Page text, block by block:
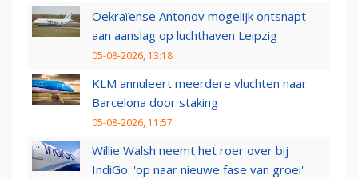
Oekraïense Antonov mogelijk ontsnapt
aan aanslag op luchthaven Leipzig
05-08-2026, 13:18
KLM annuleert meerdere vluchten naar
Barcelona door staking
05-08-2026, 11:57
Willie Walsh neemt het roer over bij
IndiGo: 'op naar nieuwe fase van groei'